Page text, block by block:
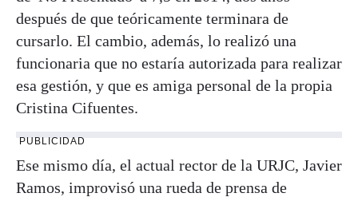
después de que teóricamente terminara de
cursarlo. El cambio, además, lo realizó una
funcionaria que no estaría autorizada para realizar
esa gestión, y que es amiga personal de la propia
Cristina Cifuentes.
PUBLICIDAD
Ese mismo día, el actual rector de la URJC, Javier
Ramos, improvisó una rueda de prensa de